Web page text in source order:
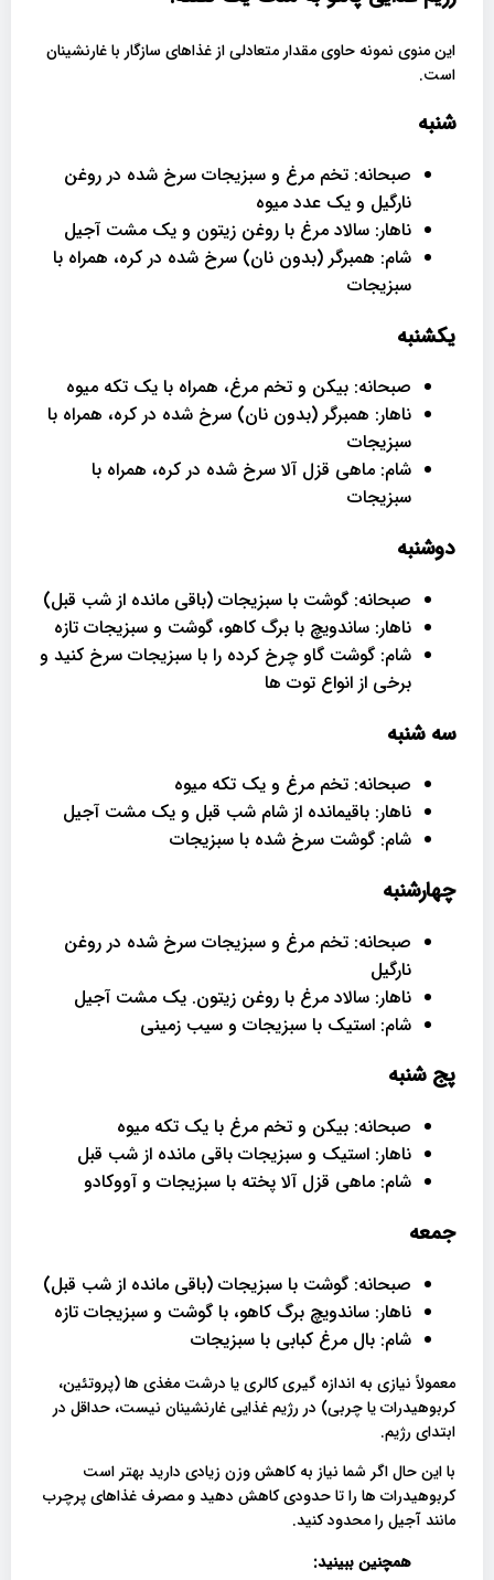
این منوی نمونه حاوی مقدار متعادلی از غذاهای سازگار با غارنشینان
است.
شنبه
صبحانه: تخم مرغ و سبزیجات سرخ شده در روغن
نارگیل و یک عدد میوه
ناهار: سالاد مرغ با روغن زیتون و یک مشت آجیل
شام: همبرگر (بدون نان) سرخ شده در کره، همراه با
سبزیجات
یکشنبه
صبحانه: بیکن و تخم مرغ، همراه با یک تکه میوه
ناهار: همبرگر (بدون نان) سرخ شده در کره، همراه با
سبزیجات
شام: ماهی قزل آلا سرخ شده در کره، همراه با
سبزیجات
دوشنبه
صبحانه: گوشت با سبزیجات (باقی مانده از شب قبل)
ناهار: ساندویچ با برگ کاهو، گوشت و سبزیجات تازه
شام: گوشت گاو چرخ کرده را با سبزیجات سرخ کنید و
برخی از انواع توت ها
سه شنبه
صبحانه: تخم مرغ و یک تکه میوه
ناهار: باقیمانده از شام شب قبل و یک مشت آجیل
شام: گوشت سرخ شده با سبزیجات
چهارشنبه
صبحانه: تخم مرغ و سبزیجات سرخ شده در روغن
نارگیل
ناهار: سالاد مرغ با روغن زیتون. یک مشت آجیل
شام: استیک با سبزیجات و سیب زمینی
پج شنبه
صبحانه: بیکن و تخم مرغ با یک تکه میوه
ناهار: استیک و سبزیجات باقی مانده از شب قبل
شام: ماهی قزل آلا پخته با سبزیجات و آووکادو
جمعه
صبحانه: گوشت با سبزیجات (باقی مانده از شب قبل)
ناهار: ساندویچ برگ کاهو، با گوشت و سبزیجات تازه
شام: بال مرغ کبابی با سبزیجات
معمولاً نیازی به اندازه گیری کالری یا درشت مغذی ها (پروتئین،
کربوهیدرات یا چربی) در رژیم غذایی غارنشینان نیست، حداقل در
ابتدای رژیم.
با این حال اگر شما نیاز به کاهش وزن زیادی دارید بهتر است
کربوهیدرات ها را تا حدودی کاهش دهید و مصرف غذاهای پرچرب
مانند آجیل را محدود کنید.
همچنین ببینید: